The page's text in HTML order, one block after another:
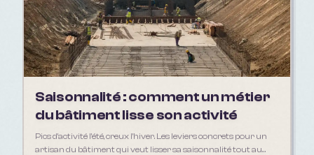
Saisonnalité : comment un métier
du bâtiment lisse son activité
Pics d'activité l'été, creux l'hiver. Les leviers concrets pour un
artisan du bâtiment qui veut lisser sa saisonnalité tout au